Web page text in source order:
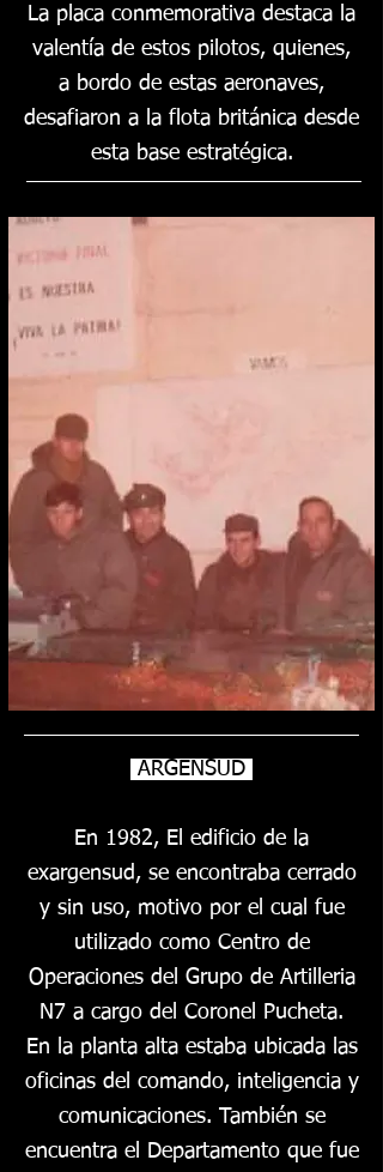
La placa conmemorativa destaca la
valentía de estos pilotos, quienes,
a bordo de estas aeronaves,
desafiaron a la flota británica desde
esta base estratégica.
ARGENSUD
En 1982, El edificio de la
exargensud, se encontraba cerrado
y sin uso, motivo por el cual fue
utilizado como Centro de
Operaciones del Grupo de Artilleria
N7 a cargo del Coronel Pucheta.
En la planta alta estaba ubicada las
oficinas del comando, inteligencia y
comunicaciones. También se
encuentra el Departamento que fue